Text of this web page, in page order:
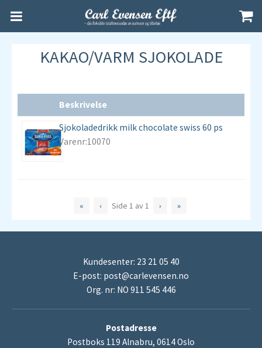
KAKAO/VARM SJOKOLADE
Beskrivelse
Sjokoladedrikk milk chocolate swiss 60 ps
Varenr:10070
« ‹ Side 1 av1 › »
Kundesenter: 23 21 05 40
E-post: post@carlevensen.no
Org. nr: NO 911 545 446
Postadresse
Postboks 119 Alnabru, 0614 Oslo